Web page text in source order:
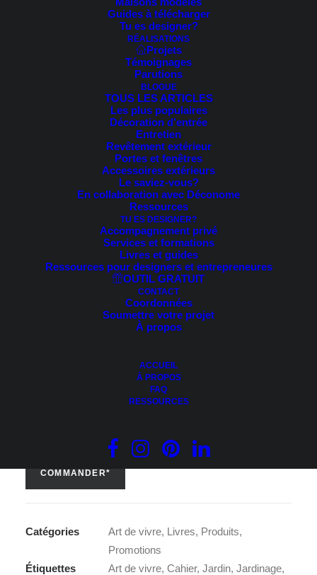
Guides à télécharger
Tu es designer?
RÉALISATIONS
Projets
Témoignages
Parutions
BLOGUE
TOUS LES ARTICLES
Les plus populaires
Décoration d’entrée
Entretien
Revêtement extérieur
Portes et fenêtres
Accessoires extérieurs
Le saviez-vous?
En collaboration avec Déconome
Ressources
TU ES DESIGNER?
Accompagnement privé
Services et formations
Livres et guides
Ressources pour designers et entrepreneures
OUTIL GRATUIT
CONTACT
Coordonnées
Soumettre votre projet
À propos
ACCUEIL
À PROPOS
FAQ
RESSOURCES
9.95 $.
Cynthia Dulude
COMMANDER*
Catégories Art de vivre, Livres, Produits,
Promotions
Étiquettes
Art de vivre, Cahier, Jardin, Jardinage,